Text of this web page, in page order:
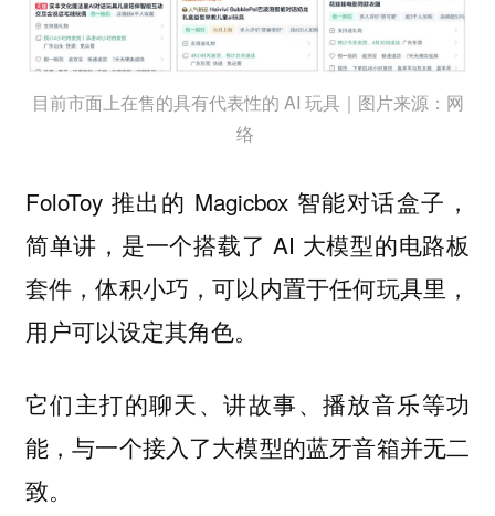
目前市面上在售的具有代表性的 AI 玩具｜图片来源：网
络
FoloToy 推出的 Magicbox 智能对话盒子，
简单讲，是一个搭载了 AI 大模型的电路板
套件，体积小巧，可以内置于任何玩具里，
用户可以设定其角色。
它们主打的聊天、讲故事、播放音乐等功
能，与一个接入了大模型的蓝牙音箱并无二
致。